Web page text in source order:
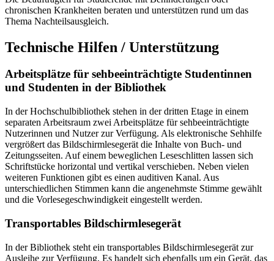
chronischen Krankheiten beraten und unterstützen rund um das
Thema Nachteilsausgleich.
Technische Hilfen / Unterstützung
Arbeitsplätze für sehbeeinträchtigte Studentinnen
und Studenten in der Bibliothek
In der Hochschulbibliothek stehen in der dritten Etage in einem
separaten Arbeitsraum zwei Arbeitsplätze für sehbeeinträchtigte
Nutzerinnen und Nutzer zur Verfügung. Als elektronische Sehhilfe
vergrößert das Bildschirmlesegerät die Inhalte von Buch- und
Zeitungsseiten. Auf einem beweglichen Leseschlitten lassen sich
Schriftstücke horizontal und vertikal verschieben. Neben vielen
weiteren Funktionen gibt es einen auditiven Kanal. Aus
unterschiedlichen Stimmen kann die angenehmste Stimme gewählt
und die Vorlesegeschwindigkeit eingestellt werden.
Transportables Bildschirmlesegerät
In der Bibliothek steht ein transportables Bildschirmlesegerät zur
Ausleihe zur Verfügung. Es handelt sich ebenfalls um ein Gerät, das